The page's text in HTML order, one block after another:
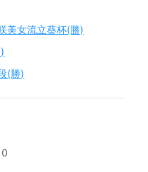
美女流立葵杯(勝)
(勝)
0